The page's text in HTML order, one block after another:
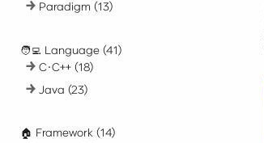
Paradigm(13)
🧑‍💻 Language (41)
C·C++(18)
Java(23)
🏠 Framework (14)